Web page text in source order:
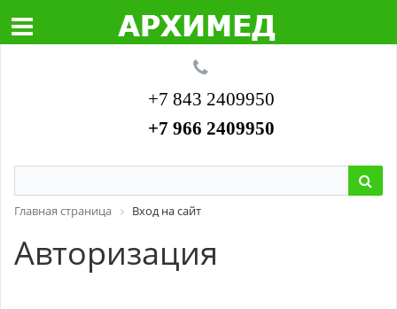
+7 843 2409950
+7 966 2409950
Главная страница Вход на сайт
Авторизация